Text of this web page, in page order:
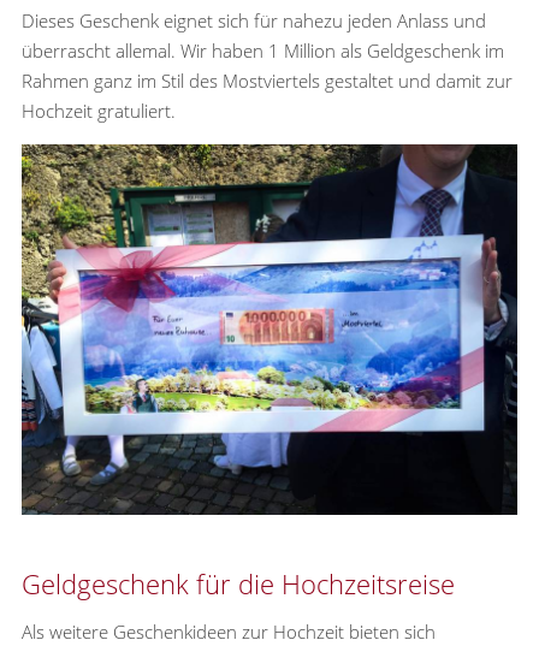
Dieses Geschenk eignet sich für nahezu jeden Anlass und
überrascht allemal. Wir haben 1 Million als Geldgeschenk im
Rahmen ganz im Stil des Mostviertels gestaltet und damit zur
Hochzeit gratuliert.
Geldgeschenk für die Hochzeitsreise
Als weitere Geschenkideen zur Hochzeit bieten sich